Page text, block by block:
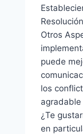
Otros
puede
los
¿Te
en